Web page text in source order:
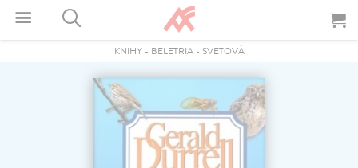
KNIHY- BELETRIA- SVETOVÁ